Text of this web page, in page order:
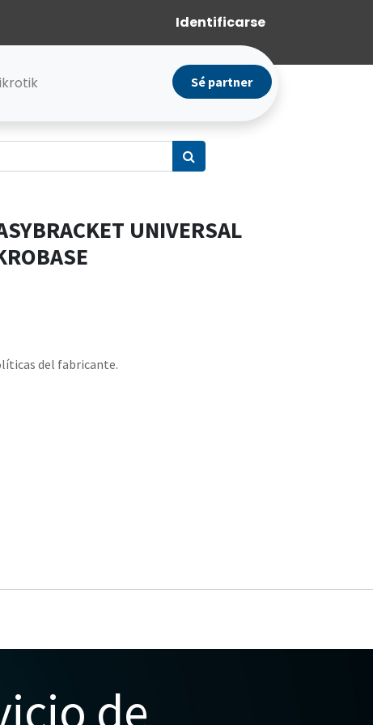
Identificarse
Sé partner
UNIVERSAL
del fabricante.
de